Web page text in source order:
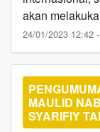
akan
24/01/2023 12:42
MAULID
SYARIFIY